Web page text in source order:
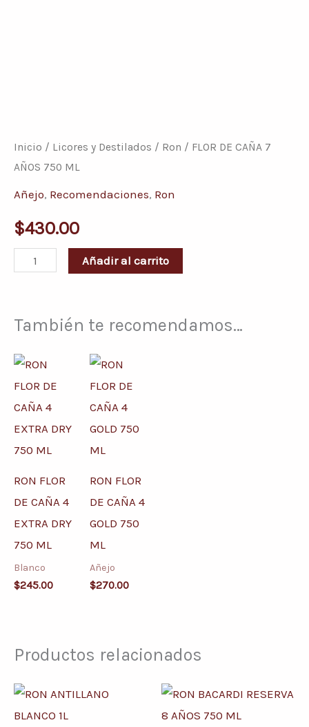
Inicio / Licores y Destilados / Ron / FLOR DE CAÑA 7
AÑOS 750 ML
Añejo, Recomendaciones, Ron
$430.00
CAÑA
7
AÑOS
ML
cantidad
Añadir al carrito
También te recomendamos…
RON FLOR
DE CAÑA 4
EXTRA DRY
750 ML
Blanco
$245.00
RON FLOR
DE CAÑA 4
GOLD 750
ML
Añejo
$270.00
Productos relacionados